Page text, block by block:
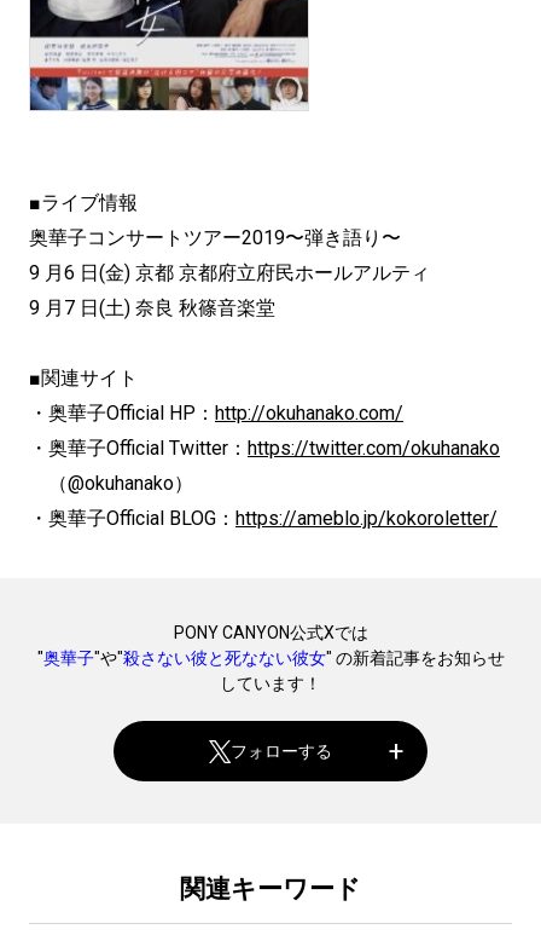
■ライブ情報
奥華子コンサートツアー2019〜弾き語り〜
9 月6 日(金) 京都 京都府立府民ホールアルティ
9 月7 日(土) 奈良 秋篠音楽堂
■関連サイト
・奥華子Official HP： http://okuhanako.com/
・奥華子Official Twitter： https://twitter.com/okuhanako
（@okuhanako）
・奥華子Official BLOG： https://ameblo.jp/kokoroletter/
PONY CANYON公式Xでは
"奥華子"や"殺さない彼と死なない彼女" の新着記事をお知らせ
しています！
フォローする
関連キーワード